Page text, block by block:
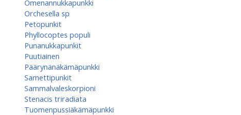
Omenannukkapunkki
Orchesella sp
Petopunkit
Phyllocoptes populi
Punanukkapunkit
Puutiainen
Päärynänäkämäpunkki
Samettipunkit
Sammalvaleskorpioni
Stenacis triradiata
Tuomenpussiäkämä­punkki